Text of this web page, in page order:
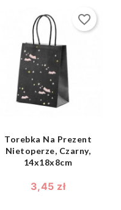
shopping_bag 
Torebka Na Prezent
Nietoperze, Czarny,
14x18x8cm
3,45 zł
favorite_border